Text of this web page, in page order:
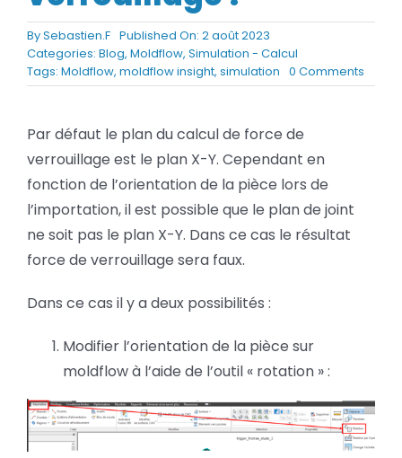
SOCIETE
Rechercher:
BySebastien.F Published On: 2 août 2023
Categories: Blog, Moldflow, Simulation - Calcul
Tags: Moldflow, moldflow insight, simulation 0 Commentson
Par défaut le plan du calcul de force de
verrouillage est le plan X-Y. Cependant en
fonction de l’orientation de la pièce lors de
l’importation, il est possible que le plan de joint
ne soit pas le plan X-Y. Dans ce cas le résultat
force de verrouillage sera faux.
Dans ce cas il y a deux possibilités :
Modifier l’orientation de la pièce sur
moldflow à l’aide de l’outil « rotation » :